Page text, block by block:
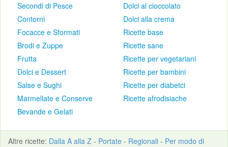
Secondi di Pesce
Contorni
Focacce e Sformati
Brodi e Zuppe
Frutta
Dolci e Dessert
Salse e Sughi
Marmellate e Conserve
Bevande e Gelati
Dolci al cioccolato
Dolci alla crema
Ricette base
Ricette sane
Ricette per vegetariani
Ricette per bambini
Ricette per diabetci
Ricette afrodisiache
Altre ricette: Dalla A alla Z - Portate - Regionali - Per modo di